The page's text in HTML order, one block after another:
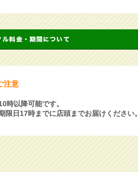
注意
時以降可能です。
限日17時までに店頭までお届けください。